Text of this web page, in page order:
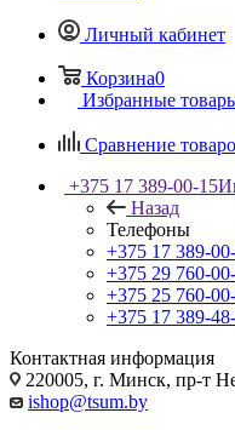
Личный кабинет
Корзина0
Избранные
Сравнение
+375 17 389-00-15
Назад
Телефоны
+375 17 389-
+375 29 760-
+375 25 760-
+375 17 389-
Контактная информация
220005, г. Минск, пр-т
ishop@tsum.by